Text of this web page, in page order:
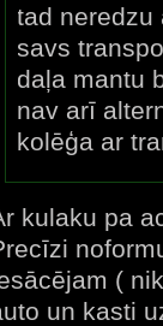
tad neredzu
savs
daļa mantu
nav arī
kolēģa ar
kulaku pa
(
un kasti